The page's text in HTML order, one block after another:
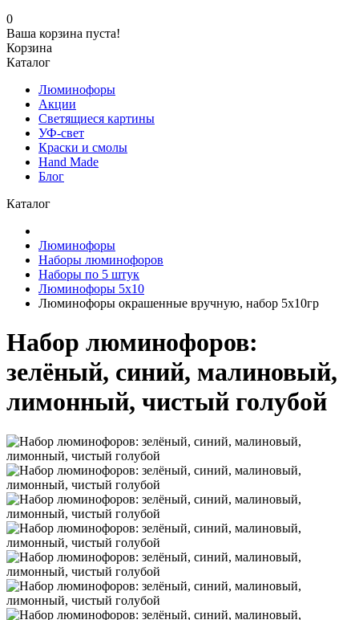
0
Ваша корзина пуста!
Корзина
Каталог
Люминофоры
Акции
Светящиеся картины
УФ-свет
Краски и смолы
Hand Made
Блог
Каталог
Люминофоры
Наборы люминофоров
Наборы по 5 штук
Люминофоры 5х10
Люминофоры окрашенные вручную, набор 5x10гр
Набор люминофоров:
зелёный, синий, малиновый,
лимонный, чистый голубой